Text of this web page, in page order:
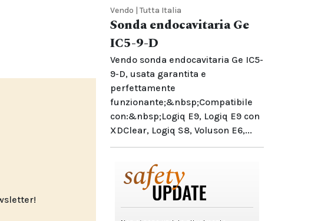
Vendo | Tutta Italia
Sonda endocavitaria Ge
IC5-9-D
Vendo sonda endocavitaria Ge IC5-
9-D, usata garantita e
perfettamente
funzionante;&nbsp;Compatibile
con:&nbsp;Logiq E9, Logiq E9 con
XDClear, Logiq S8, Voluson E6,...